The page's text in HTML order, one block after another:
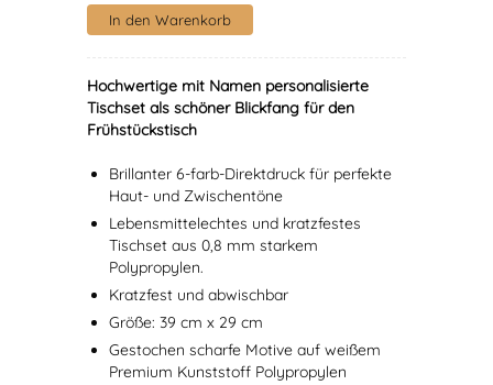
Hochwertige mit Namen personalisierte
Tischset als schöner Blickfang für den
Frühstückstisch
Brillanter 6-farb-Direktdruck für perfekte
Haut- und Zwischentöne
Lebensmittelechtes und kratzfestes
Tischset aus 0,8 mm starkem
Polypropylen.
Kratzfest und abwischbar
Größe: 39 cm x 29 cm
Gestochen scharfe Motive auf weißem
Premium Kunststoff Polypropylen